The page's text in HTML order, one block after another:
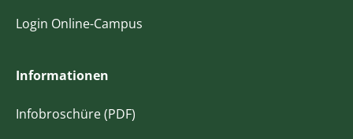
Login Online-Campus
Informationen
Infobroschüre (PDF)